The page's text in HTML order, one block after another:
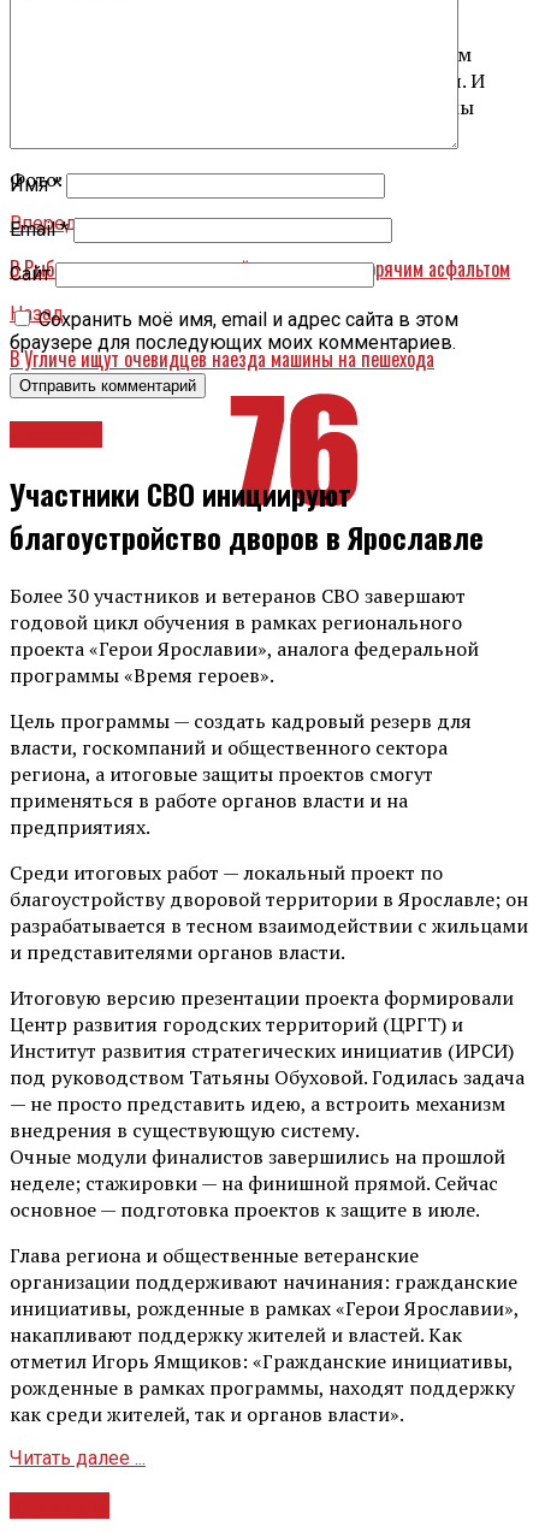
«Трактовка должна быть такой, что мы помогаем
сотрудников органов местного самоуправления. И
бывшим, и нынешним», — пояснил зампред Думы
Фото: архив
Вперед
В Рыбинске начнется ямочный ремонт дорог горячим асфальтом
Назад
В Угличе ищут очевидцев наезда машины на пешехода
Имя*
Email*
Сайт
Сохранить моё имя, email и адрес сайта в этом
браузере для последующих моих комментариев.
Участники СВО инициируют
благоустройство дворов в Ярославле
Более 30 участников и ветеранов СВО завершают
годовой цикл обучения в рамках регионального
проекта «Герои Ярославии», аналога федеральной
программы «Время героев».
Цель программы — создать кадровый резерв для
власти, госкомпаний и общественного сектора
региона, а итоговые защиты проектов смогут
применяться в работе органов власти и на
предприятиях.
Среди итоговых работ — локальный проект по
благоустройству дворовой территории в Ярославле; он
разрабатывается в тесном взаимодействии с жильцами
и представителями органов власти.
Итоговую версию презентации проекта формировали
Центр развития городских территорий (ЦРГТ) и
Институт развития стратегических инициатив (ИРСИ)
под руководством Татьяны Обуховой. Годилась задача
— не просто представить идею, а встроить механизм
внедрения в существующую систему.
Очные модули финалистов завершились на прошлой
неделе; стажировки — на финишной прямой. Сейчас
основное — подготовка проектов к защите в июле.
Глава региона и общественные ветеранские
организации поддерживают начинания: гражданские
инициативы, рожденные в рамках «Герои Ярославии»,
накапливают поддержку жителей и властей. Как
отметил Игорь Ямщиков: «Гражданские инициативы,
рожденные в рамках программы, находят поддержку
как среди жителей, так и органов власти».
Читать далее ...